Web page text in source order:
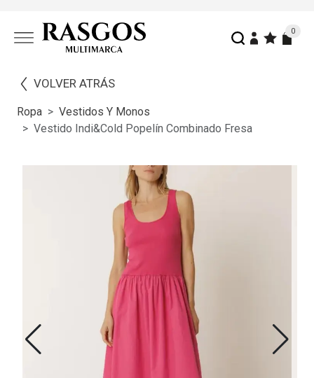
0
VOLVER ATRÁS
Ropa
Vestidos Y Monos
Vestido Indi&cold Popelín Combinado Fresa